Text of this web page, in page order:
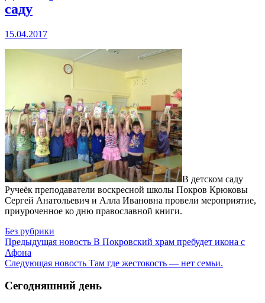
саду
15.04.2017
В детском саду
Ручеёк преподаватели воскресной школы Покров Крюковы
Сергей Анатольевич и Алла Ивановна провели мероприятие,
приуроченное ко дню православной книги.
Без рубрики
Предыдущая новость В Покровский храм пребудет икона с
Афона
Следующая новость Там где жестокость — нет семьи.
Сегодняшний день